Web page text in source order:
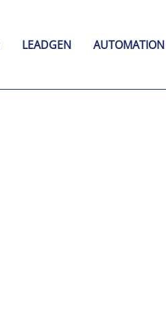
LEADGEN AUTOMATION